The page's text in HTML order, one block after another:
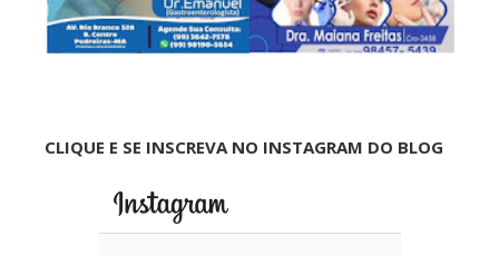
CLIQUE E SE INSCREVA NO INSTAGRAM DO BLOG